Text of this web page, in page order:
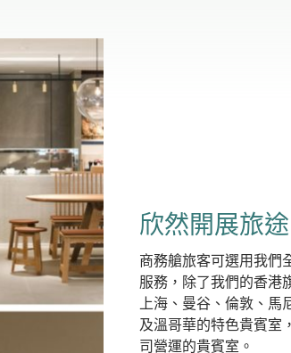
欣然開展旅途
商務艙旅客可選用我們
服務，除了我們的香港
上海、曼谷、倫敦、
及溫哥華的特色貴賓室
司營運的貴賓室。